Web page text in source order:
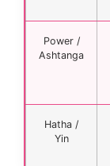
Power /
Ashtanga
Hatha /
Yin